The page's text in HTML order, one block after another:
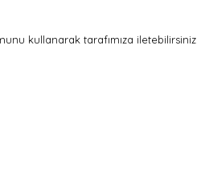
kullanarak tarafımıza iletebilirsiniz.